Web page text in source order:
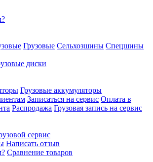
Грузовые Сельхозшины Спецшины
диски
Грузовые аккумуляторы
Записаться на сервис Оплата в
Распродажа Грузовая запись на сервис
сервис
Написать отзыв
Сравнение товаров